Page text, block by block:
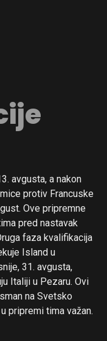
avgusta, a nakon
protiv Francuske
Ove pripremne
pred nastavak
faza kvalifikacija
Island u
31. avgusta,
Italiji u Pezaru. Ovi
na Svetsko
pripremi tima važan.